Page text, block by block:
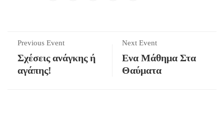
Previous Event
Σχέσεις ανάγκης ή
αγάπης!
Next Event
Ενα Μάθημα Στα
Θαύματα